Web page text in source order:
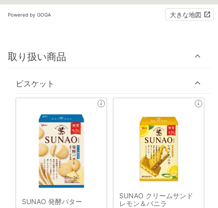
Powered by GOGA 大きな地図
取り扱い商品
ビスケット
SUNAO 発酵バター
SUNAO クリームサンド
レモン＆バニラ